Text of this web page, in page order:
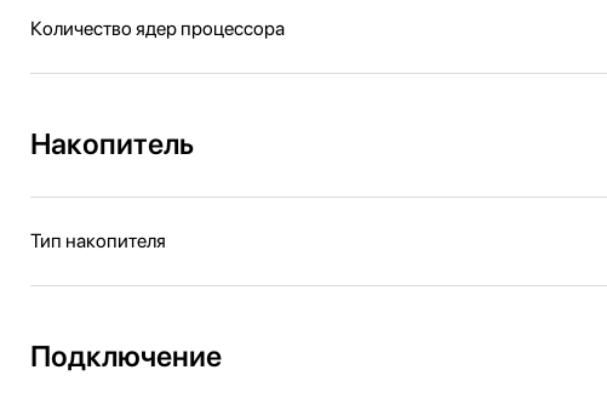
Количество ядер процессора
Накопитель
Тип накопителя
Подключение